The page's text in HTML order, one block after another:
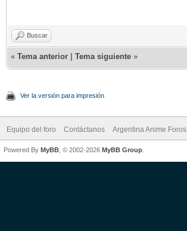
Buscar
« Tema anterior Tema siguiente »
Ver la versión para impresión
Equipo del foro Contáctanos Argentina Anime Foros
Powered By MyBB , © 2002-2026 MyBB Group